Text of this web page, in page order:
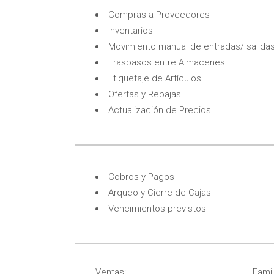
Compras a Proveedores
Inventarios
Movimiento manual de entradas/ salidas
Traspasos entre Almacenes
Etiquetaje de Artículos
Ofertas y Rebajas
Actualización de Precios
Cobros y Pagos
Arqueo y Cierre de Cajas
Vencimientos previstos